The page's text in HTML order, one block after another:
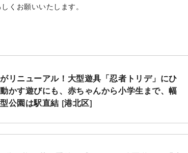
くお願いいたします。
リニューアル！大型遊具「忍者トリデ」にひ
かす遊びにも、赤ちゃんから小学生まで、幅
公園は駅直結 [港北区]